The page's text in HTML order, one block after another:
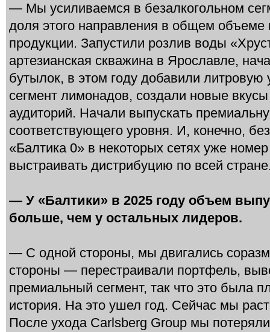
— Мы усиливаемся в безалкогольном
доля этого направления в общем объеме
продукции. Запустили розлив воды
артезианская скважина в Ярославле,
бутылок, в этом году добавили литровую
сегмент лимонадов, создали новые
аудиторий. Начали выпускать
соответствующего уровня. И, конечно,
«Балтика 0» в некоторых сетях уже
выстраивать дистрибуцию по всей
— У «Балтики» в 2025 году объем
больше, чем у остальных лидеров.
— С одной стороны, мы двигались
стороны — перестраивали портфель,
премиальный сегмент, так что это была
история. На это ушел год. Сейчас мы
После ухода Carlsberg Group мы